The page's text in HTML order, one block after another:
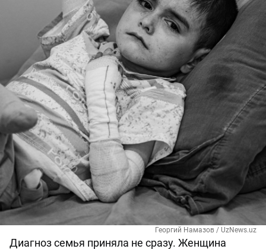
Георгий Намазов / UzNews.uz
Диагноз семья приняла не сразу. Женщина